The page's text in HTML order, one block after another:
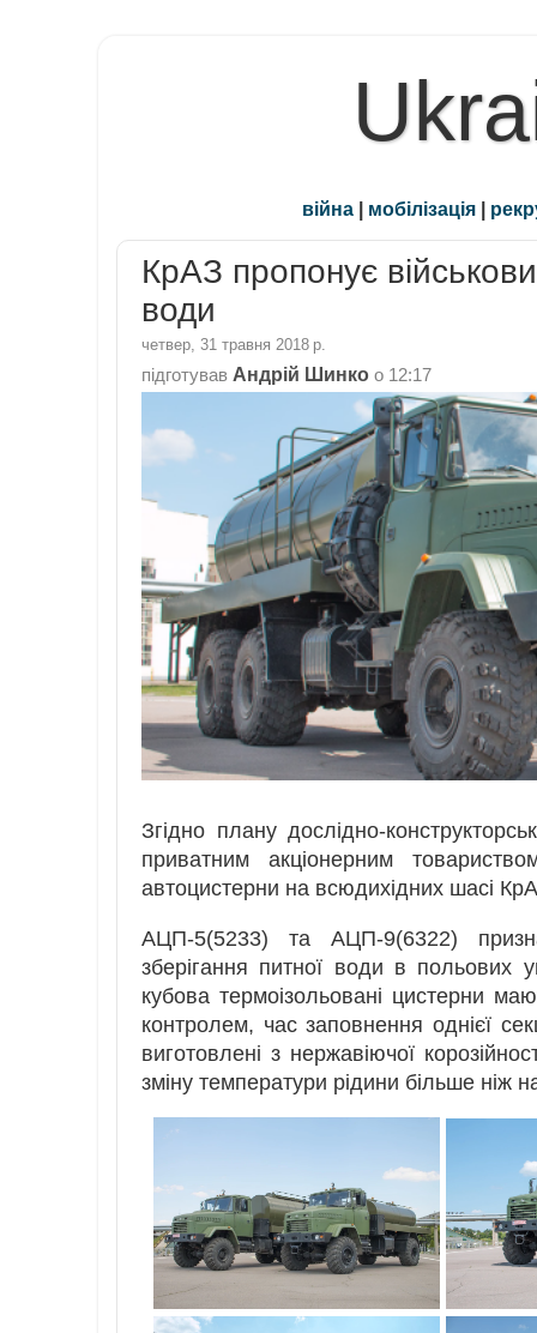
війна | мобілізація |
КрАЗ пропонує
води
четвер, 31 травня 2018 р.
підготував Андрій Шинко о 12:17
Згідно плану дослідно-
приватним акціонерним
автоцистерни на всюдихідних шасі
АЦП-5(5233) та АЦП-9(6322)
зберігання питної води в польових
кубова термоізольовані цистерни
контролем, час заповнення однієї
виготовлені з нержавіючої
зміну температури рідини більше ніж